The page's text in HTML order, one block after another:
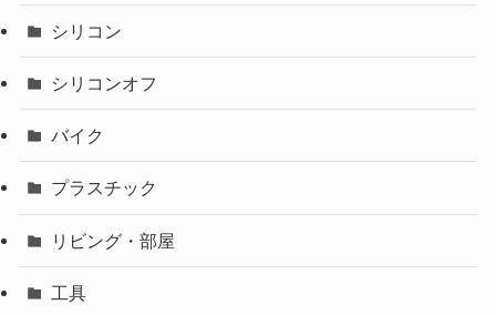
シリコン
シリコンオフ
バイク
プラスチック
リビング・部屋
工具